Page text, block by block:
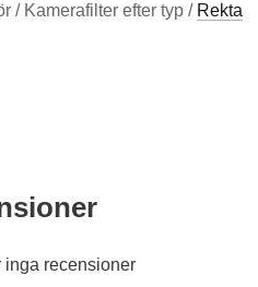
/ Kamerafilter efter typ / Rekta
inga recensioner